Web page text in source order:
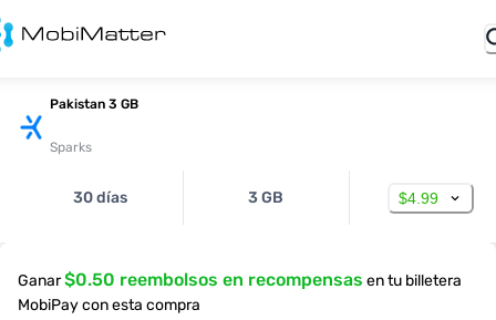
Pakistan 3 GB
Sparks
30 días 3 GB $4.99
Ganar$0.50 reembolsos en recompensas en tu billetera
MobiPay con esta compra